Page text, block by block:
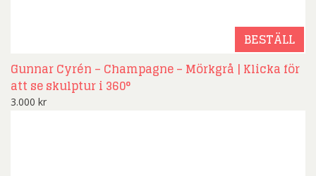
BESTÄLL
Gunnar Cyrén – Champagne – Mörkgrå | Klicka för
att se skulptur i 360°
3.000 kr